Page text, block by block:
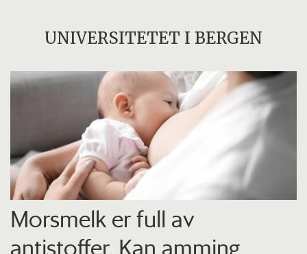
UNIVERSITETET I BERGEN
Morsmelk er full av
antistoffer. Kan amming